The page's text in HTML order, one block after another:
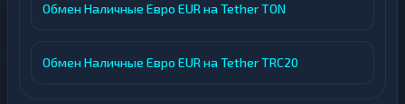
Обмен Наличные Евро EUR на Tether TON
Обмен Наличные Евро EUR на Tether TRC20